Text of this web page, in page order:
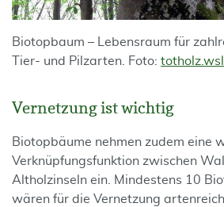
Biotopbaum – Lebensraum für
Tier- und Pilzarten. Foto:
Vernetzung ist wichtig
Biotopbäume nehmen zudem eine
Verknüpfungsfunktion zwischen
Altholzinseln ein. Mindestens 10
wären für die Vernetzung